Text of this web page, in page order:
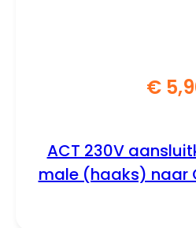
€
ACT 230V
male (haaks) naar